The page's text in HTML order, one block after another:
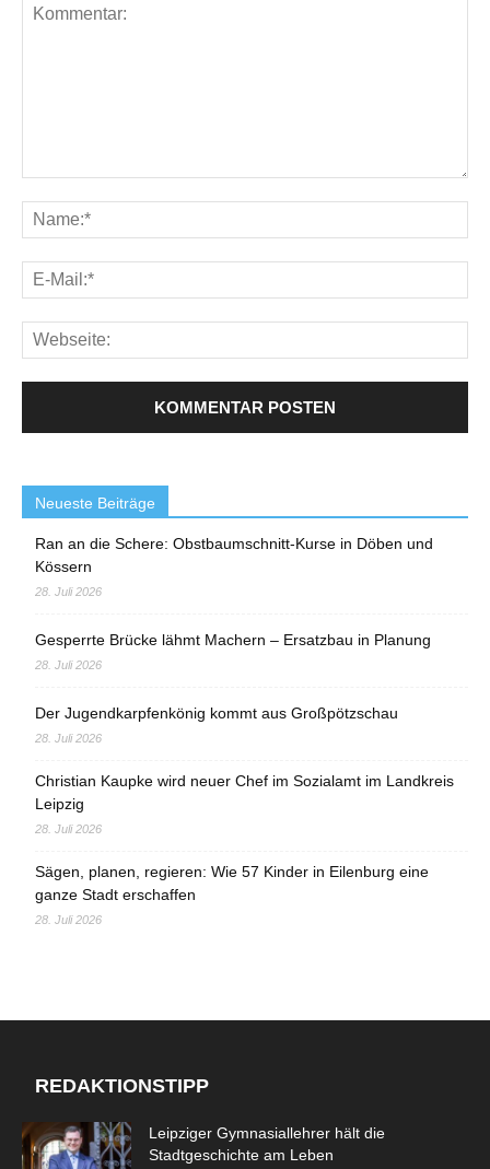
Neueste Beiträge
Ran an die Schere: Obstbaumschnitt-Kurse in Döben und
Kössern
28. Juli 2026
Gesperrte Brücke lähmt Machern – Ersatzbau in Planung
28. Juli 2026
Der Jugendkarpfenkönig kommt aus Großpötzschau
28. Juli 2026
Christian Kaupke wird neuer Chef im Sozialamt im Landkreis
Leipzig
28. Juli 2026
Sägen, planen, regieren: Wie 57 Kinder in Eilenburg eine
ganze Stadt erschaffen
28. Juli 2026
REDAKTIONSTIPP
Leipziger Gymnasiallehrer hält die
Stadtgeschichte am Leben